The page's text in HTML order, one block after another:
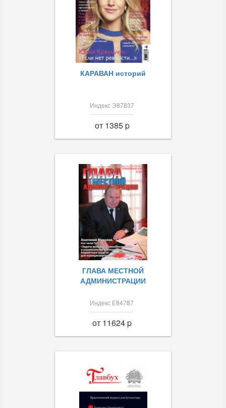
КАРАВАН историй
Индекс Э87837
от 1385 p
ГЛАВА МЕСТНОЙ
АДМИНИСТРАЦИИ
Индекс Е84787
от 11624 p